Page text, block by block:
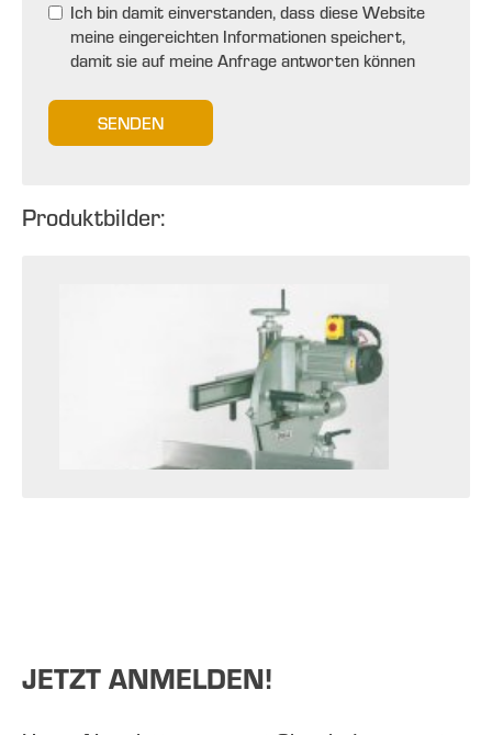
Ich bin damit einverstanden, dass diese Website
meine eingereichten Informationen speichert,
damit sie auf meine Anfrage antworten können
SENDEN
Produktbilder:
JETZT ANMELDEN!